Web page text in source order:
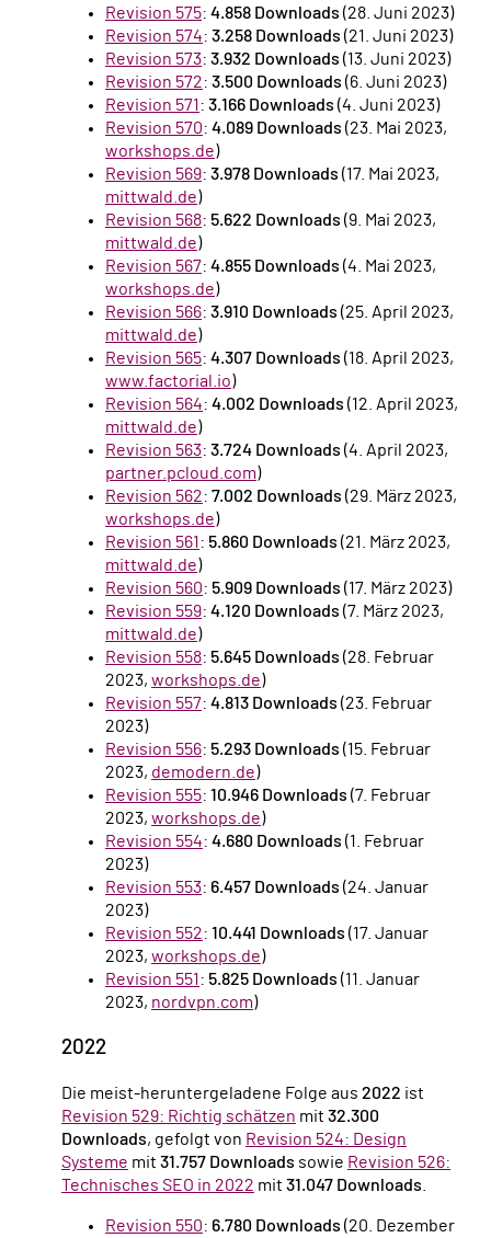
Revision 575: 4.858 Downloads (28. Juni 2023)
Revision 574: 3.258 Downloads (21. Juni 2023)
Revision 573: 3.932 Downloads (13. Juni 2023)
Revision 572: 3.500 Downloads (6. Juni 2023)
Revision 571: 3.166 Downloads (4. Juni 2023)
Revision 570: 4.089 Downloads (23. Mai 2023,
workshops.de)
Revision 569: 3.978 Downloads (17. Mai 2023,
mittwald.de)
Revision 568: 5.622 Downloads (9. Mai 2023,
mittwald.de)
Revision 567: 4.855 Downloads (4. Mai 2023,
workshops.de)
Revision 566: 3.910 Downloads (25. April 2023,
mittwald.de)
Revision 565: 4.307 Downloads (18. April 2023,
www.factorial.io)
Revision 564: 4.002 Downloads (12. April 2023,
mittwald.de)
Revision 563: 3.724 Downloads (4. April 2023,
partner.pcloud.com)
Revision 562: 7.002 Downloads (29. März 2023,
workshops.de)
Revision 561: 5.860 Downloads (21. März 2023,
mittwald.de)
Revision 560: 5.909 Downloads (17. März 2023)
Revision 559: 4.120 Downloads (7. März 2023,
mittwald.de)
Revision 558: 5.645 Downloads (28. Februar
2023, workshops.de)
Revision 557: 4.813 Downloads (23. Februar
2023)
Revision 556: 5.293 Downloads (15. Februar
2023, demodern.de)
Revision 555: 10.946 Downloads (7. Februar
2023, workshops.de)
Revision 554: 4.680 Downloads (1. Februar
2023)
Revision 553: 6.457 Downloads (24. Januar
2023)
Revision 552: 10.441 Downloads (17. Januar
2023, workshops.de)
Revision 551: 5.825 Downloads (11. Januar
2023, nordvpn.com)
2022
Die meist-heruntergeladene Folge aus 2022 ist
Revision 529: Richtig schätzen mit 32.300
Downloads, gefolgt von Revision 524: Design
Systeme mit 31.757 Downloads sowie Revision 526:
Technisches SEO in 2022 mit 31.047 Downloads
Revision 550: 6.780 Downloads (20. Dezember